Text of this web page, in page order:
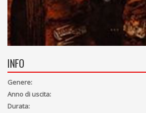
INFO
Genere:
Anno di uscita:
Durata: